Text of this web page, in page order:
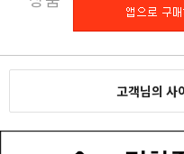
고객님의 사